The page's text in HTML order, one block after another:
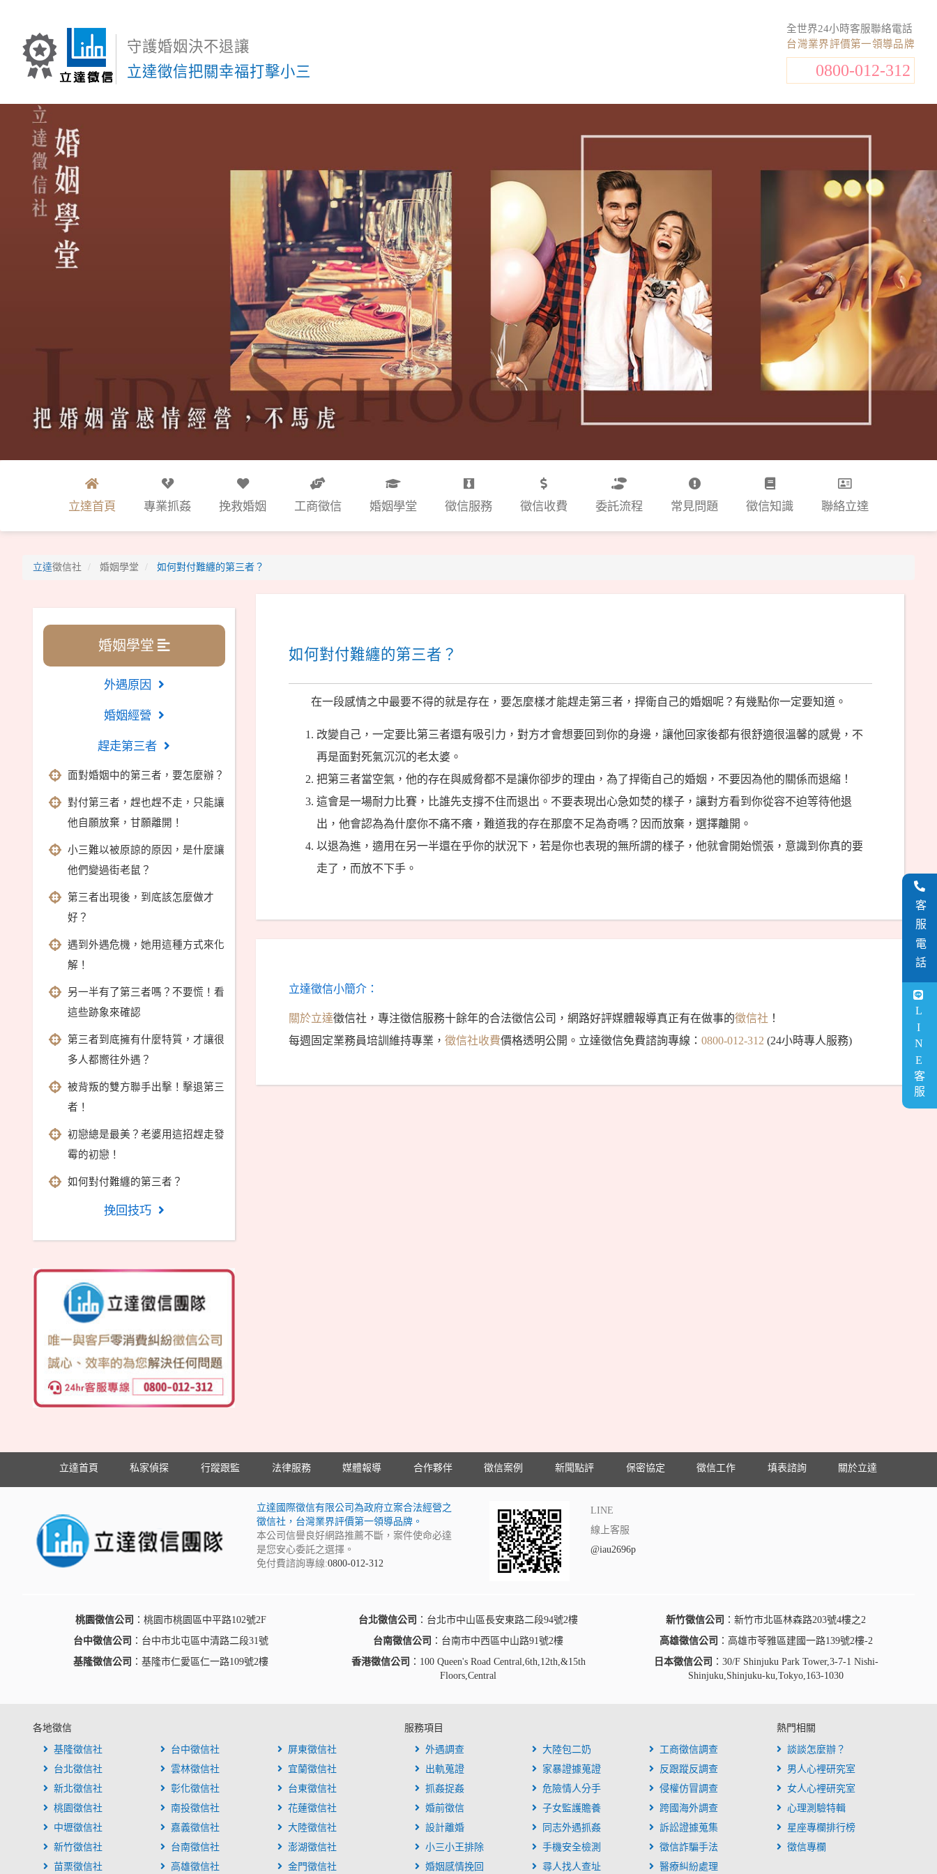
守護婚姻決不退讓
立達徵信把關幸福打擊小三
全世界24小時客服聯絡電話
台灣業界評價第一領導品牌
0800-012-312
立達首頁 專業抓姦 挽救婚姻 工商徵信 婚姻學堂 徵信服務 徵信收費 委託流程 常見問題 徵信知識 聯絡立達
立達徵信社 婚姻學堂 如何對付難纏的第三者？
如何對付難纏的第三者？
在一段感情之中最要不得的就是存在，要怎麼樣才能趕走第三者，捍衛自己的婚姻呢？有幾點你一定要知道。
改變自己，一定要比第三者還有吸引力，對方才會想要回到你的身邊，讓他回家後都有很舒適很溫馨的感覺，不
再是面對死氣沉沉的老太婆。
把第三者當空氣，他的存在與威脅都不是讓你卻步的理由，為了捍衛自己的婚姻，不要因為他的關係而退縮！
這會是一場耐力比賽，比誰先支撐不住而退出。不要表現出心急如焚的樣子，讓對方看到你從容不迫等待他退
出，他會認為為什麼你不痛不癢，難道我的存在那麼不足為奇嗎？因而放棄，選擇離開。
以退為進，適用在另一半還在乎你的狀況下，若是你也表現的無所謂的樣子，他就會開始慌張，意識到你真的要
走了，而放不下手。
立達徵信小簡介：
關於立達徵信社，專注徵信服務十餘年的合法徵信公司，網路好評媒體報導真正有在做事的徵信社 ！
每週固定業務員培訓維持專業， 徵信社收費價格透明公開。立達徵信免費諮詢專線： 0800-012-312 (24小時專人服務)
婚姻學堂
外遇原因
婚姻經營
趕走第三者
面對婚姻中的第三者，要怎麼辦？
對付第三者，趕也趕不走，只能讓
他自願放棄，甘願離開！
小三難以被原諒的原因，是什麼讓
他們變過街老鼠？
第三者出現後，到底該怎麼做才
好？
遇到外遇危機，她用這種方式來化
解！
另一半有了第三者嗎？不要慌！看
這些跡象來確認
第三者到底擁有什麼特質，才讓很
多人都嚮往外遇？
被背叛的雙方聯手出擊！擊退第三
者！
初戀總是最美？老婆用這招趕走發
霉的初戀！
如何對付難纏的第三者？
挽回技巧
客服電話
LINE客服
立達首頁 私家偵探 行蹤跟監 法律服務 媒體報導 合作夥伴 徵信案例 新聞點評 保密協定 徵信工作 填表諮詢 關於立達
立達國際徵信有限公司為政府立案合法經營之
徵信社，台灣業界評價第一領導品牌。
本公司信譽良好網路推薦不斷，案件使命必達
是您安心委託之選擇。
免付費諮詢專線:0800-012-312
LINE
線上客服
@iau2696p
桃園徵信公司 ：桃園市桃園區中平路102號2F 台北徵信公司 ：台北市中山區長安東路二段94號2樓 新竹徵信公司 ：新竹市北區林森路203號4樓之2
台中徵信公司 ：台中市北屯區中清路二段31號 台南徵信公司 ：台南市中西區中山路91號2樓 高雄徵信公司 ：高雄市苓雅區建國一路139號2樓-2
基隆徵信公司 ：基隆市仁愛區仁一路109號2樓 香港徵信公司 ：100 Queen's Road Central,6th,12th,&15th
Floors,Central
日本徵信公司 ：30/F Shinjuku Park Tower,3-7-1 Nishi-
Shinjuku,Shinjuku-ku,Tokyo,163-1030
各地徵信
基隆徵信社
台北徵信社
新北徵信社
桃園徵信社
中壢徵信社
新竹徵信社
苗栗徵信社
台中徵信社
雲林徵信社
彰化徵信社
南投徵信社
嘉義徵信社
台南徵信社
高雄徵信社
屏東徵信社
宜蘭徵信社
台東徵信社
花蓮徵信社
大陸徵信社
澎湖徵信社
金門徵信社
服務項目
外遇調查
出軌蒐證
抓姦捉姦
婚前徵信
設計離婚
小三小王排除
婚姻感情挽回
大陸包二奶
家暴證據蒐證
危險情人分手
子女監護贍養
同志外遇抓姦
手機安全檢測
尋人找人查址
工商徵信調查
反跟蹤反調查
侵權仿冒調查
跨國海外調查
訴訟證據蒐集
徵信詐騙手法
醫療糾紛處理
熱門相關
談談怎麼辦？
男人心裡研究室
女人心裡研究室
心理測驗特輯
星座專欄排行榜
徵信專欄